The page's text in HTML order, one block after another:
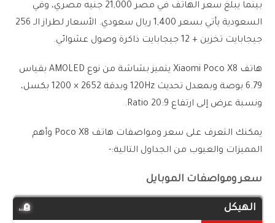
بينما يبلغ سعر الهاتف في مصر 21,000 جنيه مصري، وفي
السعودية يأتي بسعر 1,400 ريال سعودي. الأسعار لطراز الـ 256
جيجابايت تخزين + 12 جيجابايت ذاكرة وصول عشوائي.
هاتف Xiaomi Poco X8 يتميز بشاشة من نوع AMOLED بقياس
6.79 بوصة وبمعدل تحديث 120Hz وبدقة 2652 × 1200 بكسل،
ونسبة عرض إلى ارتفاع 20:9 Ratio.
يمكنك التعرف على سعر ومواصفات هاتف Poco X8 وأهم
المميزات والعيوب من الجداول التالية:-
سعر ومواصفات الموبايل
الهيكل